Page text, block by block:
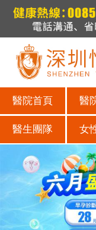
醫院首頁 醫
醫生團隊 女